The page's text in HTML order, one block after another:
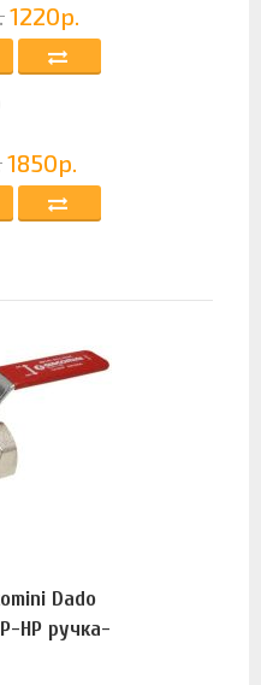
1220р.
1850р.
Dado
НР ручка-